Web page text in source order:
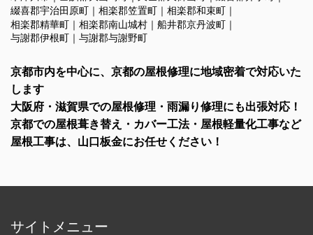
綴喜郡宇治田原町
相楽郡笠置町
相楽郡和束町
相楽郡精華町
相楽郡南山城村
船井郡京丹波町
与謝郡伊根町
与謝郡与謝野町
京都市内を中心に、京都の屋根修理に地域密着で対応いた
します
大阪府・滋賀県での屋根修理・雨漏り修理にも出張対応！
京都での屋根葺き替え・カバー工法・屋根軽量化工事など
屋根工事は、山口板金にお任せください！
サイトメニュー